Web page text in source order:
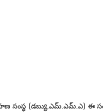
సంస్థ (డబ్యు.ఎమ్.ఎమ్.ఎ) ఈ